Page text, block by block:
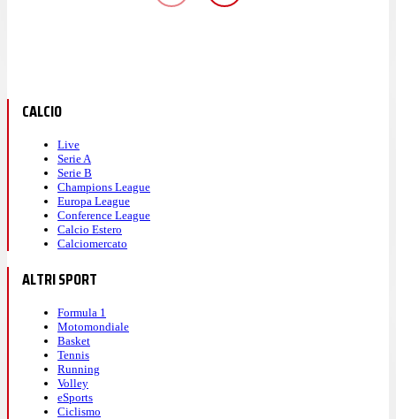
CALCIO
Live
Serie A
Serie B
Champions League
Europa League
Conference League
Calcio Estero
Calciomercato
ALTRI SPORT
Formula 1
Motomondiale
Basket
Tennis
Running
Volley
eSports
Ciclismo